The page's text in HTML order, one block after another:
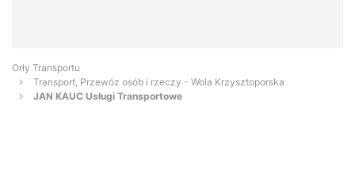
Orły Transportu
Transport, Przewóz osób i rzeczy - Wola Krzysztoporska
JAN KAUC Usługi Transportowe